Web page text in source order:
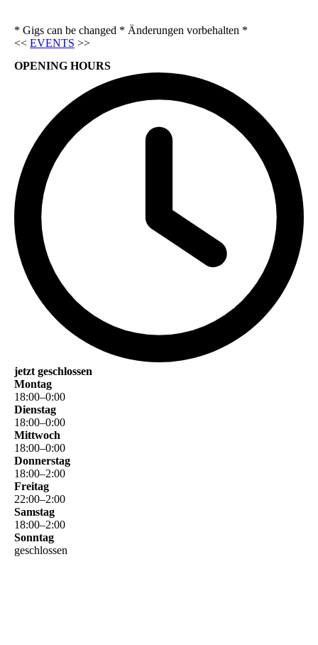
* Gigs can be changed * Änderungen vorbehalten *
<< EVENTS >>
OPENING HOURS
jetzt geschlossen
Montag
18:00–0:00
Dienstag
18:00–0:00
Mittwoch
18:00–0:00
Donnerstag
18:00–2:00
Freitag
22:00–2:00
Samstag
18:00–2:00
Sonntag
geschlossen